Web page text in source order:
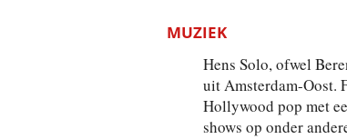
MUZIEK
Hens Solo, ofwel
uit Amsterdam-Oost.
Hollywood pop met
shows op onder